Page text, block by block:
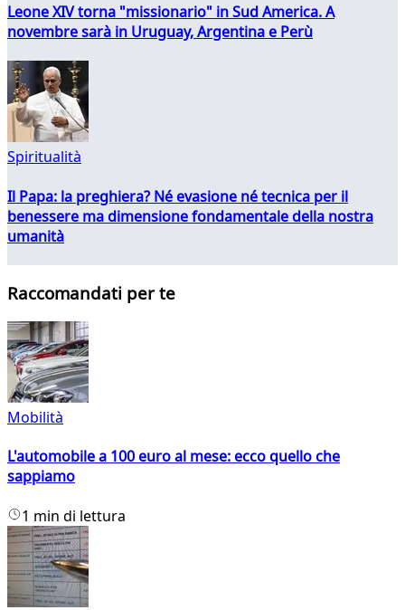
Leone XIV torna "missionario" in Sud America. A
novembre sarà in Uruguay, Argentina e Perù
Spiritualità
Il Papa: la preghiera? Né evasione né tecnica per il
benessere ma dimensione fondamentale della nostra
umanità
Raccomandati per te
Mobilità
L'automobile a 100 euro al mese: ecco quello che
sappiamo
1 min di lettura